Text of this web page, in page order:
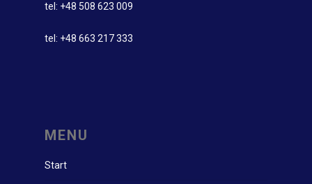
tel: +48 508 623 009
tel: +48 663 217 333
MENU
Start